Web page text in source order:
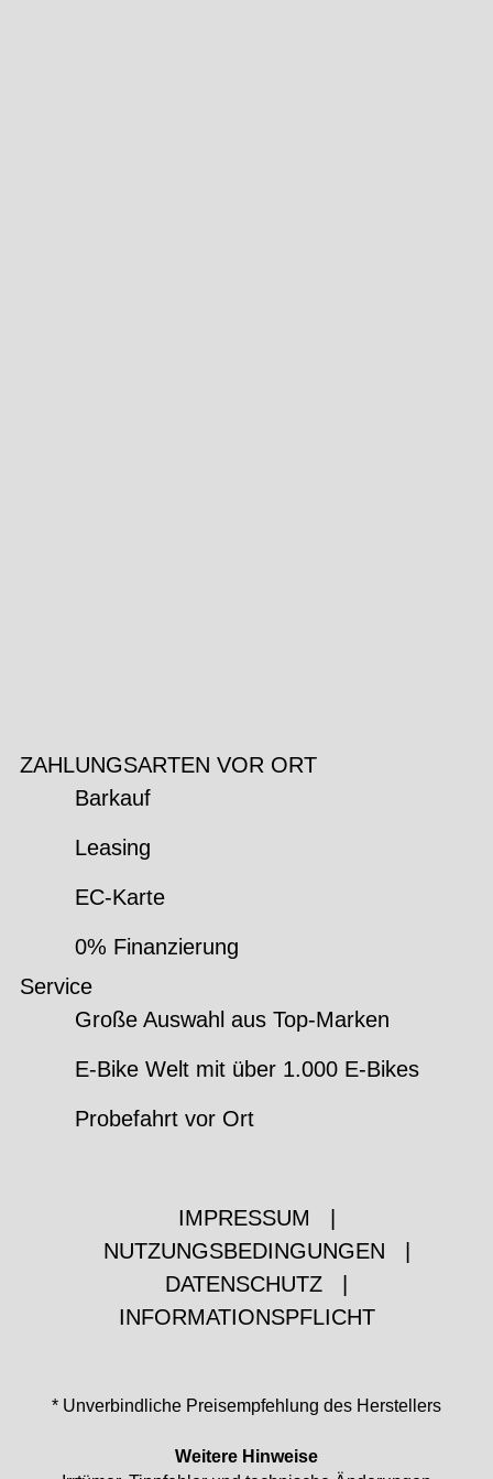
ZAHLUNGSARTEN VOR ORT
Barkauf
Leasing
EC-Karte
0% Finanzierung
Service
Große Auswahl aus Top-Marken
E-Bike Welt mit über 1.000 E-Bikes
Probefahrt vor Ort
IMPRESSUM
NUTZUNGSBEDINGUNGEN
DATENSCHUTZ
INFORMATIONSPFLICHT
* Unverbindliche Preisempfehlung des Herstellers
Weitere Hinweise